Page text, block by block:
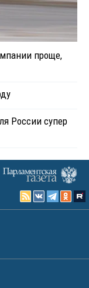
проще,
России супер